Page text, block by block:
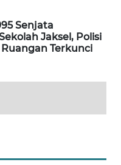
Senjata
Jaksel, Polisi
Ruangan Terkunci